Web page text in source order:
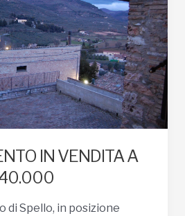
IN VENDITA A
di Spello, in posizione